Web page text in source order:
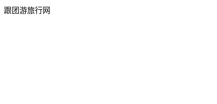
跟团游旅行网